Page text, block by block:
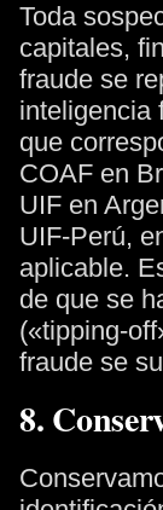
Toda
capitales,
fraude se
inteligencia
que
COAF en
UIF en
UIF-Perú,
aplicable.
de que se
(«tipping-
fraude se
8.